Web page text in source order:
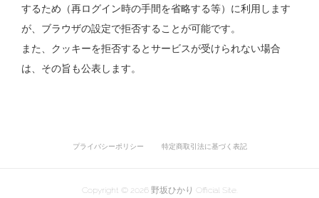
するため（再ログイン時の手間を省略する等）に利用します
が、ブラウザの設定で拒否することが可能です。
また、クッキーを拒否するとサービスが受けられない場合
は、その旨も公表します。
プライバシーポリシー 特定商取引法に基づく表記
Copyright © 2026 野坂ひかり Official Site